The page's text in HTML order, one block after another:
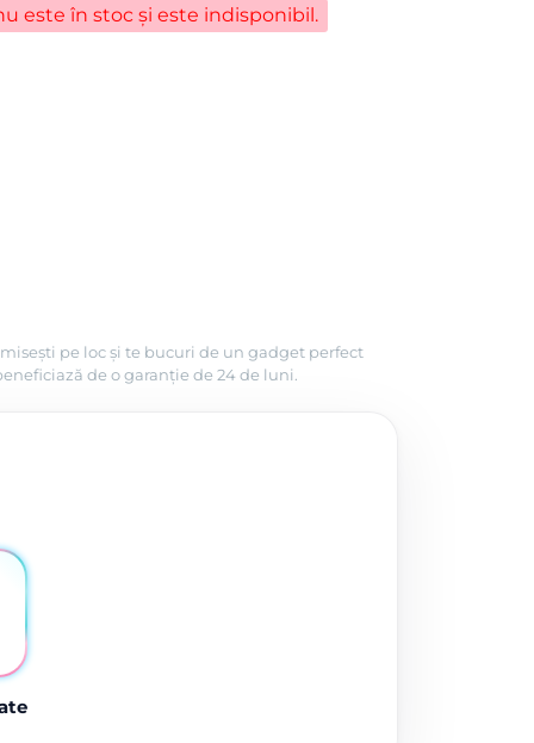
este în stoc și este indisponibil.
pe loc și te bucuri de un gadget perfect
de o garanție de 24 de luni.